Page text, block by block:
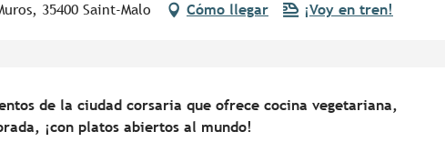
35400 Saint-Malo Cómo llegar ¡Voy en tren!
de la ciudad corsaria que ofrece cocina vegetariana,
¡con platos abiertos al mundo!